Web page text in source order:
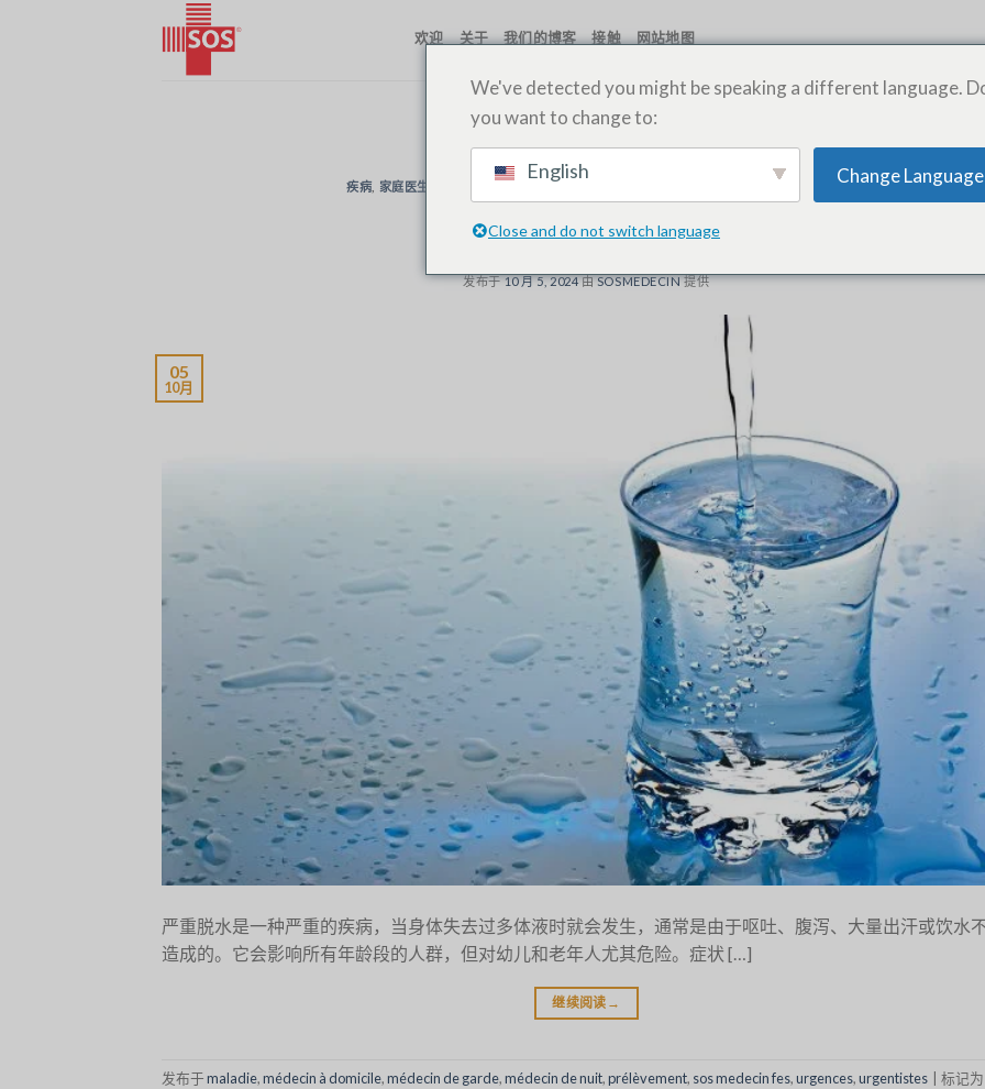
欢迎 关于 我们的博客 接触 网站地图
标签存档：DOCTEUR A DOMICILE FES
疾病 家庭医生
严重脱水：了解和应对
发布于10 月 5, 2024由SOSMEDECIN提供
05
10月
严重脱水是一种严重的疾病，当身体失去过多体液时就会发生，通常是由于呕吐、腹泻、大量出汗或饮水
造成的。它会影响所有年龄段的人群，但对幼儿和老年人尤其危险。症状 […]
继续阅读 →
发布于maladie,médecin à domicile,médecin de garde,médecin de nuit,prélèvement, sos medecin fes,urgences,urgentistes
标记为
We've detected you might be speaking a different language.
you want to change to:
English Change Language
Close and do not switch language